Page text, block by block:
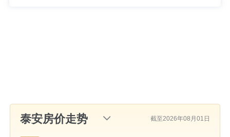
截至2026年08月01日